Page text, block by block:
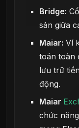
Bridge:
sản giữa
Maiar: Ví
toán toàn
lưu trữ
động.
Maiar
chức năng